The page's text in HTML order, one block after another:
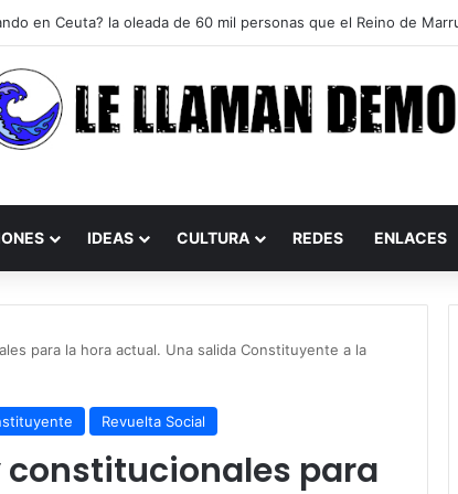
IDEAS CULTURA REDES ENLACES
para la hora actual. Una salida Constituyente a la
Revuelta Social
para